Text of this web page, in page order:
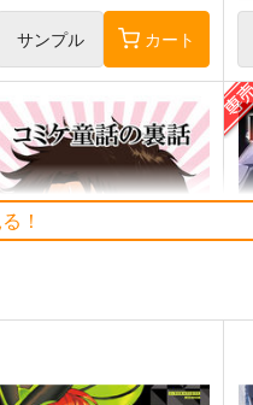
サンプル カート
！